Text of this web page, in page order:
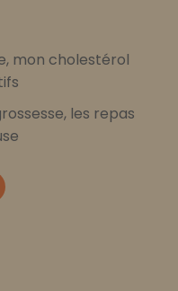
mon cholestérol
les repas